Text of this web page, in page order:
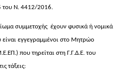
του Ν. 4412/2016.
συμμετοχής έχουν φυσικά ή νομικά
εγγεγραμμένοι στο Μητρώο
που τηρείται στη Γ.Γ.Δ.Ε. του
τάξεις: